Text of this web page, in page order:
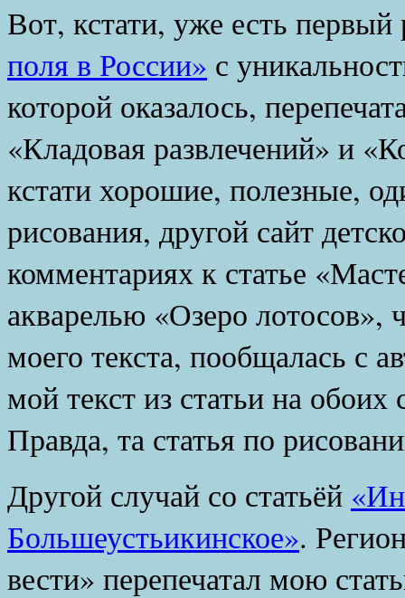
Вот, кстати, уже есть первый
поля в России» с
которой оказалось,
«Кладовая развлечений» и
кстати хорошие, полезные,
рисования, другой сайт
комментариях к статье
акварелью «Озеро лотосов»,
моего текста, пообщалась с
мой текст из статьи на
Правда, та статья по
Другой случай со статьёй
Большеустьикинское».
вести» перепечатал мою